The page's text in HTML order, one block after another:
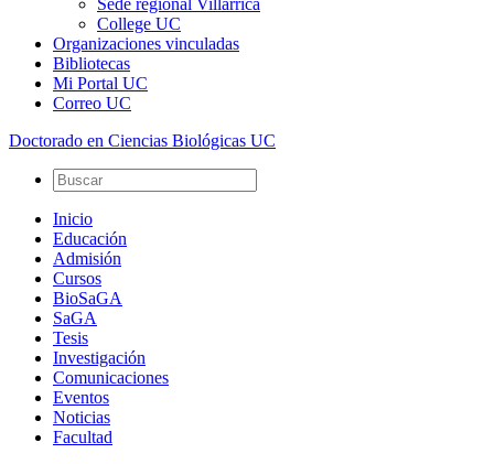
Sede regional Villarrica
College UC
Organizaciones vinculadas
Bibliotecas
Mi Portal UC
Correo UC
Doctorado en Ciencias Biológicas UC
Inicio
Educación
Admisión
Cursos
BioSaGA
SaGA
Tesis
Investigación
Comunicaciones
Eventos
Noticias
Facultad